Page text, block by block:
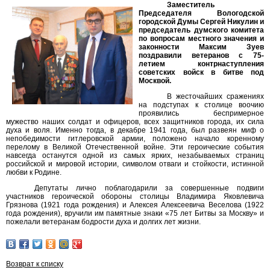
Заместитель
Председателя Вологодской
городской Думы Сергей Никулин и
председатель думского комитета
по вопросам местного значения и
законности Максим Зуев
поздравили ветеранов с 75-
летием контрнаступления
советских войск в битве под
Москвой.
В жесточайших сражениях
на подступах к столице воочию
проявились беспримерное
мужество наших солдат и офицеров, всех защитников города, их сила
духа и воля. Именно тогда, в декабре 1941 года, был развеян миф о
непобедимости гитлеровской армии, положено начало коренному
перелому в Великой Отечественной войне. Эти героические события
навсегда останутся одной из самых ярких, незабываемых страниц
российской и мировой истории, символом отваги и стойкости, истинной
любви к Родине.
Депутаты лично поблагодарили за совершенные подвиги
участников героической обороны столицы Владимира Яковлевича
Грязнова (1921 года рождения) и Алексея Алексеевича Веселова (1922
года рождения), вручили им памятные знаки «75 лет Битвы за Москву» и
пожелали ветеранам бодрости духа и долгих лет жизни.
Возврат к списку